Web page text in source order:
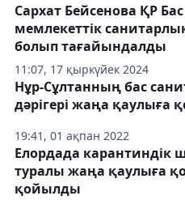
11:07, 17 қыркүйек 2024
Сархат Бейсенова ҚР Бас
мемлекеттік
болып тағайындалды
19:41, 01 ақпан 2022
Нұр-Сұлтанның бас
дәрігері жаңа қаулыға
Елордада карантиндік
туралы жаңа қаулыға
қойылды